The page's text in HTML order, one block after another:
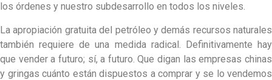
los órdenes y nuestro subdesarrollo en todos los niveles.
La apropiación gratuita del petróleo y demás recursos naturales
también requiere de una medida radical. Definitivamente hay
que vender a futuro; sí, a futuro. Que digan las empresas chinas
y gringas cuánto están dispuestos a comprar y se lo vendemos